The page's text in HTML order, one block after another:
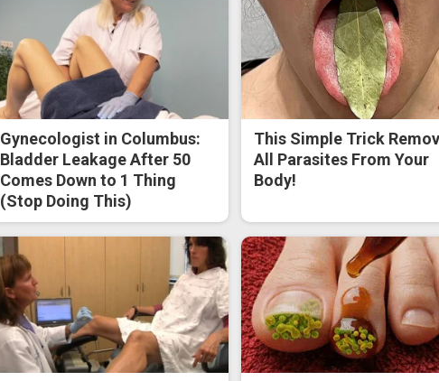
Gynecologist in Columbus:
Bladder Leakage After 50
Comes Down to 1 Thing
(Stop Doing This)
This Simple Trick
All Parasites From Your
Body!